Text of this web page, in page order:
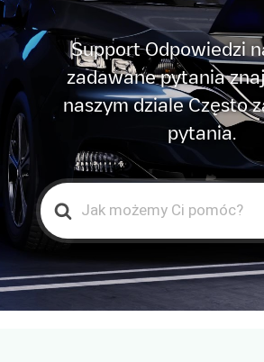
Support Odpowiedzi
zadawane pytania
naszym dziale Często
pytania.
Search
For